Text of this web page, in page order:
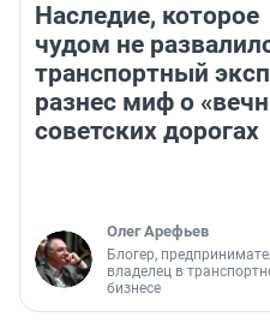
Наследие, которое
чудом не
транспортный
разнес миф о
советских дорогах
Олег Арефьев
Блогер,
владелец в
бизнесе